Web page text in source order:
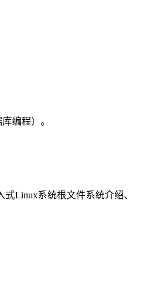
编程）。
Linux系统根文件系统介绍、